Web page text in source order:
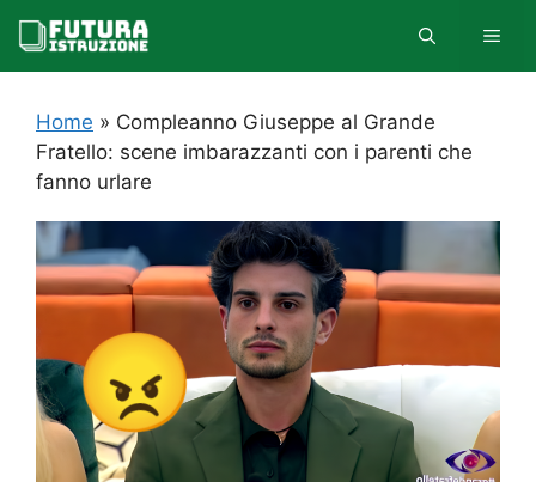
contenuto
Home » Compleanno Giuseppe al Grande
Fratello: scene imbarazzanti con i parenti che
fanno urlare